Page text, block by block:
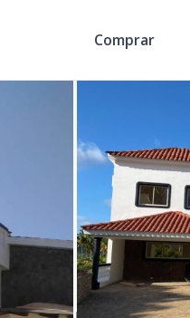
Comprar